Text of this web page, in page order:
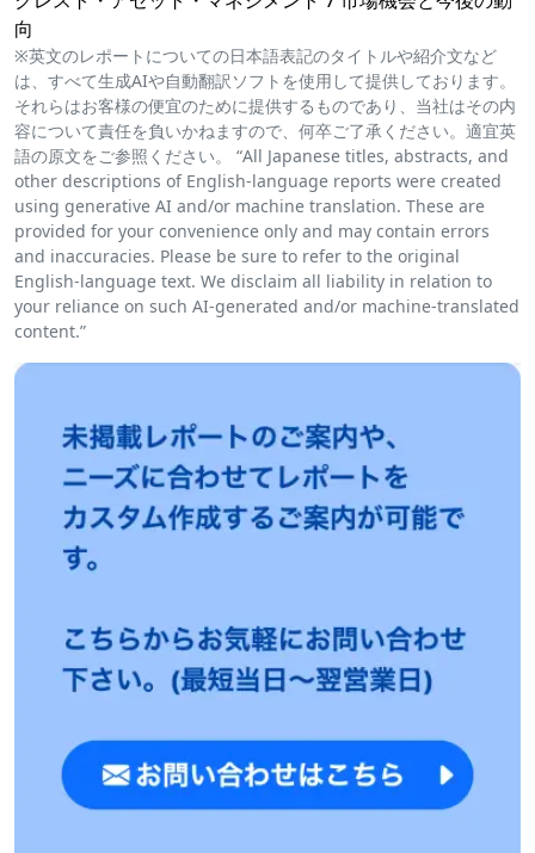
向
※英文のレポートについての日本語表記のタイトルや紹介文など
は、すべて生成AIや自動翻訳ソフトを使用して提供しております。
それらはお客様の便宜のために提供するものであり、当社はその内
容について責任を負いかねますので、何卒ご了承ください。適宜英
語の原文をご参照ください。 “All Japanese titles, abstracts, and
other descriptions of English-language reports were created
using generative AI and/or machine translation. These are
provided for your convenience only and may contain errors
and inaccuracies. Please be sure to refer to the original
English-language text. We disclaim all liability in relation to
your reliance on such AI-generated and/or machine-translated
content.”